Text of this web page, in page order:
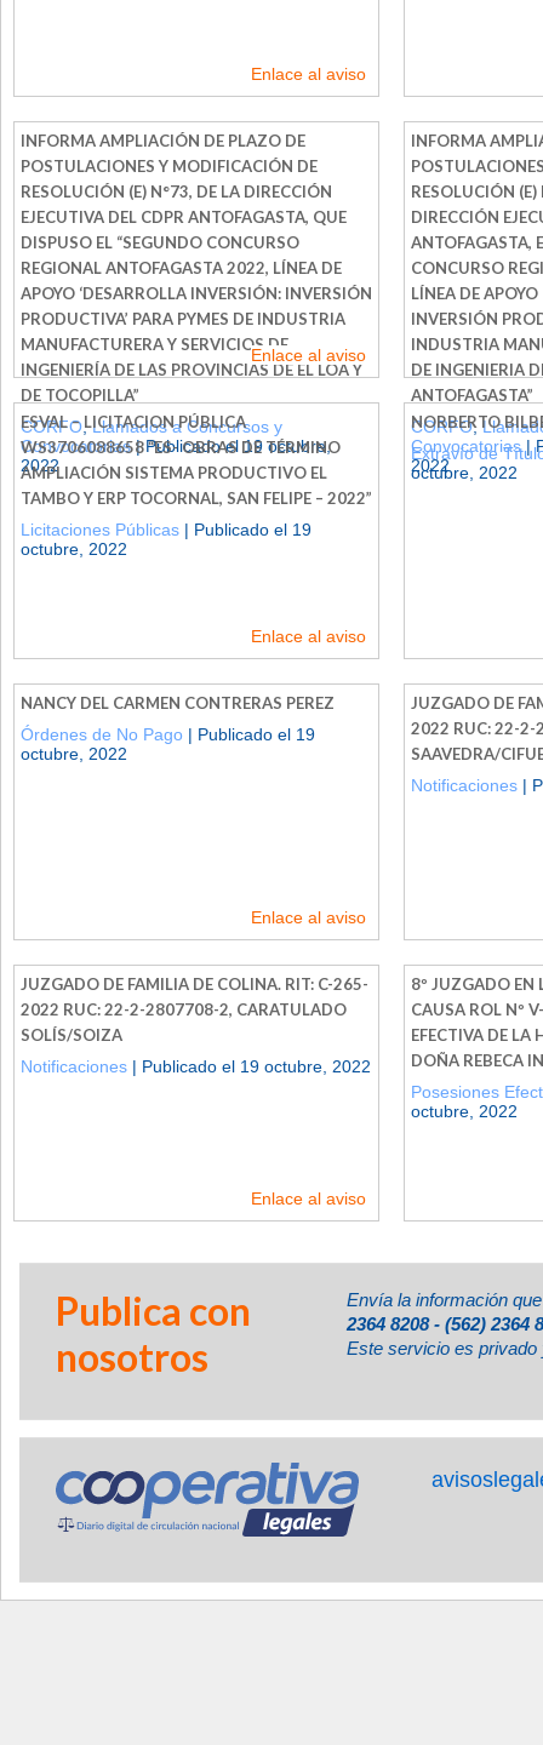
Enlace al aviso
INFORMA AMPLIACIÓN DE PLAZO DE
POSTULACIONES Y MODIFICACIÓN DE
RESOLUCIÓN (E) N°73, DE LA DIRECCIÓN
EJECUTIVA DEL CDPR ANTOFAGASTA, QUE
DISPUSO EL “SEGUNDO CONCURSO
REGIONAL ANTOFAGASTA 2022, LÍNEA DE
APOYO ‘DESARROLLA INVERSIÓN: INVERSIÓN
PRODUCTIVA’ PARA PYMES DE INDUSTRIA
MANUFACTURERA Y SERVICIOS DE
INGENIERÍA DE LAS PROVINCIAS DE EL LOA Y
DE TOCOPILLA”
CORFO,Llamados a Concursos y
Convocatorias| Publicado el 19 octubre,
2022
Enlace al aviso
INFORMA
RESOLUCIÓN
DIRECCIÓN
ANTOFAGASTA,
CONCURSO
LÍNEA DE
INVERSIÓN
INDUSTRIA
DE INGENIERIA
ANTOFAGASTA”
CORFO,
Convocatorias|
2022
ESVAL – LICITACION PÚBLICA
WS3706088658 “ES- OBRAS DE TÉRMINO
AMPLIACIÓN SISTEMA PRODUCTIVO EL
TAMBO Y ERP TOCORNAL, SAN FELIPE – 2022”
Licitaciones Públicas | Publicado el 19
octubre, 2022
Enlace al aviso
NORBERTO
Extravío de
octubre, 2022
NANCY DEL CARMEN CONTRERAS PEREZ
Órdenes de No Pago | Publicado el 19
octubre, 2022
Enlace al aviso
JUZGADO DE
2022 RUC: 22-2-
SAAVEDRA/
Notificaciones |
JUZGADO DE FAMILIA DE COLINA. RIT: C-265-
2022 RUC: 22-2-2807708-2, CARATULADO
SOLÍS/SOIZA
Notificaciones | Publicado el 19 octubre, 2022
Enlace al aviso
8º JUZGADO EN
CAUSA ROL Nº
EFECTIVA DE LA
DOÑA REBECA
Posesiones
octubre, 2022
Publica con
nosotros
Envía la información
2364 8208 - (562) 2364
Este servicio es privado